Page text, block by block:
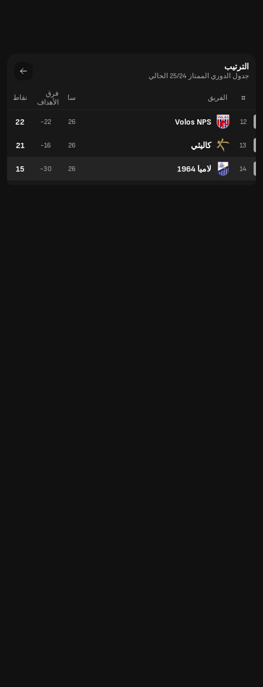
الترتيب
جدول الدوري الممتاز 25/24 الحالي
# الفريق
12
Volos NPS
13 كاليثي
14 لاميا 1964
سا
فرق
الأهداف
نقاط
26
-22
22
26
-16
21
26
-30
15